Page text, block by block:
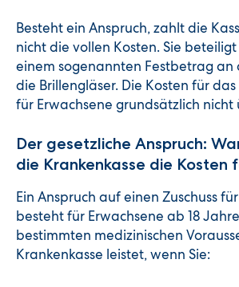
Besteht ein Anspruch, zahlt die
nicht die vollen Kosten. Sie
einem sogenannten Festbetrag an
die Brillengläser. Die Kosten für
für Erwachsene grundsätzlich nicht
Der gesetzliche Anspruch:
die Krankenkasse die Kosten
Ein Anspruch auf einen Zuschuss
besteht für Erwachsene ab 18
bestimmten medizinischen
Krankenkasse leistet, wenn Sie: